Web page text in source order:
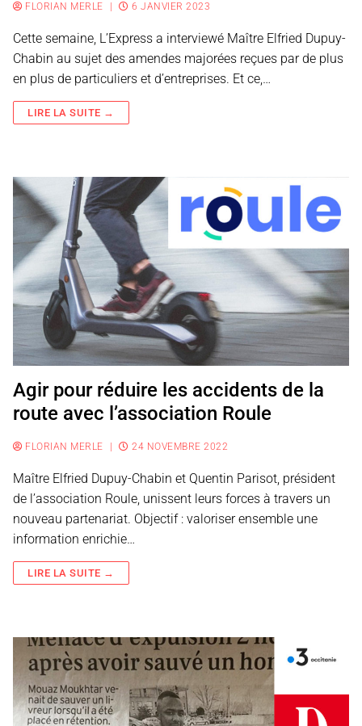
FLORIAN MERLE | 6 JANVIER 2023
Cette semaine, L’Express a interviewé Maître Elfried Dupuy-
Chabin au sujet des amendes majorées reçues par de plus
en plus de particuliers et d’entreprises. Et ce,…
LIRE LA SUITE →
Agir pour réduire les accidents de la
route avec l’association Roule
FLORIAN MERLE | 24 NOVEMBRE 2022
Maître Elfried Dupuy-Chabin et Quentin Parisot, président
de l’association Roule, unissent leurs forces à travers un
nouveau partenariat. Objectif : valoriser ensemble une
information enrichie…
LIRE LA SUITE →